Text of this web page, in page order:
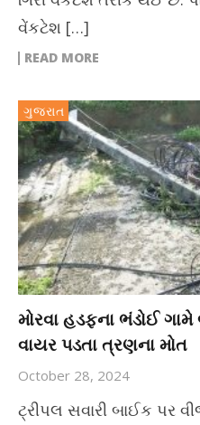
વેંકટેશ […]
READ MORE
ગુજરાત
મોરવા હડફના ભંડોઈ
વાયર પડતા ત્રણના મોત
October 28, 2024
ટ્રીપલ સવારી બાઈક પર